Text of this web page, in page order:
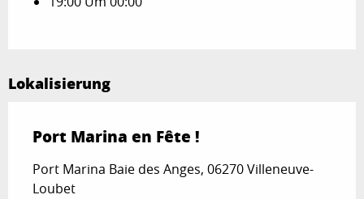
Lokalisierung
Port Marina en Fête !
Port Marina Baie des Anges, 06270 Villeneuve-
Loubet